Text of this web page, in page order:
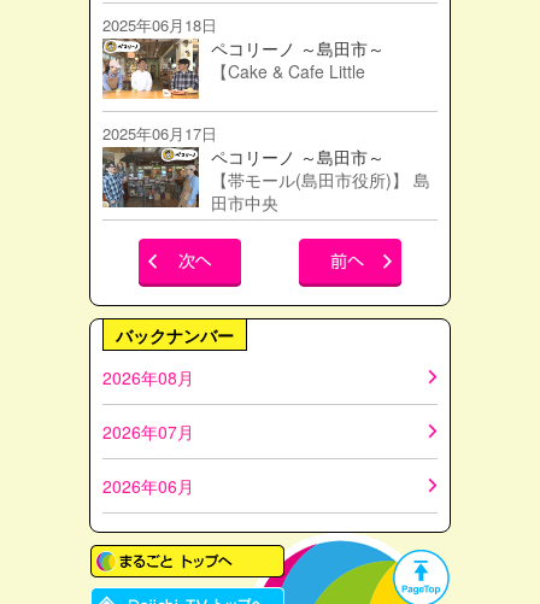
2025年06月18日
ペコリーノ ～島田市～
【Cake & Cafe Little
2025年06月17日
ペコリーノ ～島田市～
【帯モール(島田市役所)】 島
田市中央
バックナンバー
2026年08月
2026年07月
2026年06月